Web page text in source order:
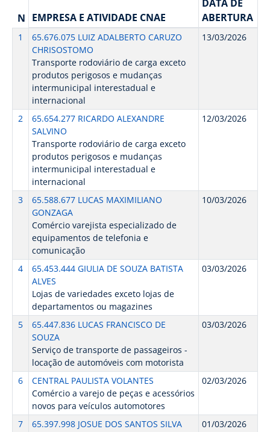
N EMPRESA E ATIVIDADE CNAE
DATA DE
ABERTURA
1
65.676.075 LUIZ ADALBERTO CARUZO
CHRISOSTOMO
Transporte rodoviário de carga exceto
produtos perigosos e mudanças
intermunicipal interestadual e
internacional
13/03/2026
2
65.654.277 RICARDO ALEXANDRE
SALVINO
Transporte rodoviário de carga exceto
produtos perigosos e mudanças
intermunicipal interestadual e
internacional
12/03/2026
3
65.588.677 LUCAS MAXIMILIANO
GONZAGA
Comércio varejista especializado de
equipamentos de telefonia e
comunicação
10/03/2026
4
65.453.444 GIULIA DE SOUZA BATISTA
ALVES
Lojas de variedades exceto lojas de
departamentos ou magazines
03/03/2026
5
65.447.836 LUCAS FRANCISCO DE
SOUZA
Serviço de transporte de passageiros -
locação de automóveis com motorista
03/03/2026
6
CENTRAL PAULISTA VOLANTES
Comércio a varejo de peças e acessórios
novos para veículos automotores
02/03/2026
7
65.397.998 JOSUE DOS SANTOS SILVA
01/03/2026